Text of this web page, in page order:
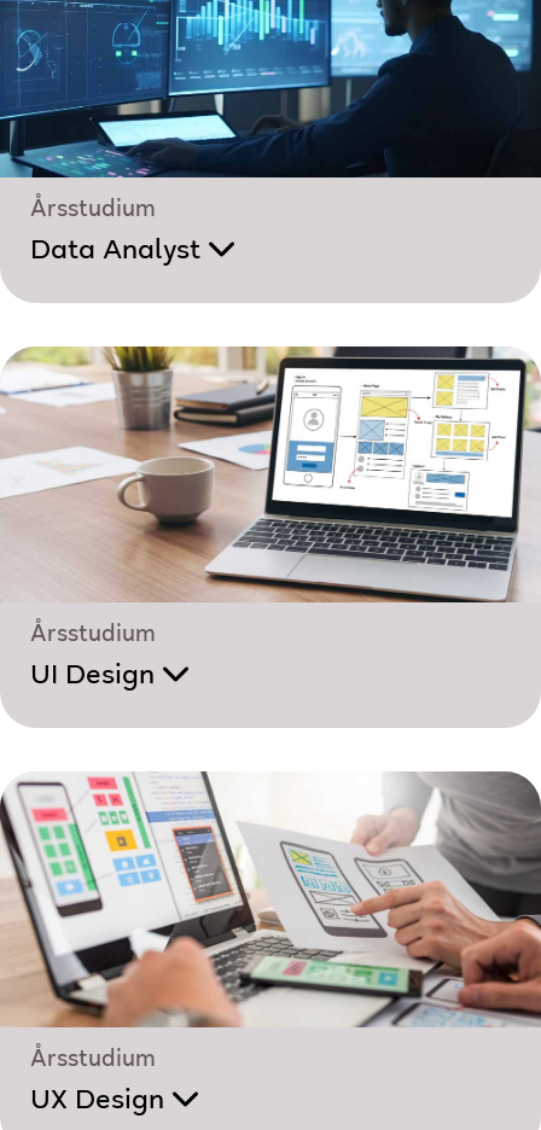
Årsstudium
Data Analyst
Årsstudium
UI Design
Årsstudium
UX Design